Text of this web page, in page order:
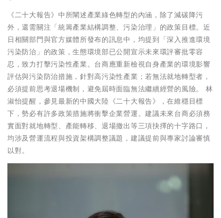
《二十大報告》中所闡述產業綠色轉型的內涵，除了減碳降污
外，還需關注「統籌產業結構調整、污染治理」的政策目標。近
日相關部門與官方媒體所發布的訊息中，均提到「深入推進環境
污染防治」的政策，生態環境部已公開宣示未來環評審批零容
忍，致力打擊污染性產業。台商應重新檢視自身產業的環境影響
評估與污染防治措施，針對高污染性產業；若無法就地轉型者，
必須提前思考退場機制，避免屆時面臨無法繼續經營的風險。 林
淑怡提醒，參見最新的中國大陸《二十大報告》，在維穩目標
下，勢必有許多政策措施將衝擊企業營運。建議未來台商必須務
實面對就地轉型、產能轉移、退場撤出等三項抉擇的十字路口，
均涉及營運流程與投資架構調整議題，建議提前與專家討論審慎
以對。